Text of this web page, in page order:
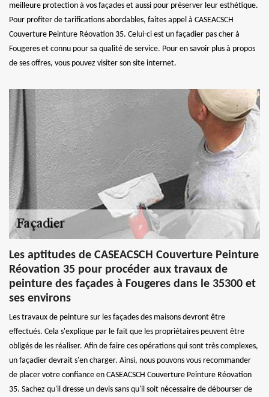
meilleure protection à vos façades et aussi pour préserver leur esthétique.
Pour profiter de tarifications abordables, faites appel à CASEACSCH
Couverture Peinture Réovation 35. Celui-ci est un façadier pas cher à
Fougeres et connu pour sa qualité de service. Pour en savoir plus à propos
de ses offres, vous pouvez visiter son site internet.
Les aptitudes de CASEACSCH Couverture Peinture
Réovation 35 pour procéder aux travaux de
peinture des façades à Fougeres dans le 35300 et
ses environs
Les travaux de peinture sur les façades des maisons devront être
effectués. Cela s'explique par le fait que les propriétaires peuvent être
obligés de les réaliser. Afin de faire ces opérations qui sont très complexes,
un façadier devrait s'en charger. Ainsi, nous pouvons vous recommander
de placer votre confiance en CASEACSCH Couverture Peinture Réovation
35. Sachez qu'il dresse un devis sans qu'il soit nécessaire de débourser de